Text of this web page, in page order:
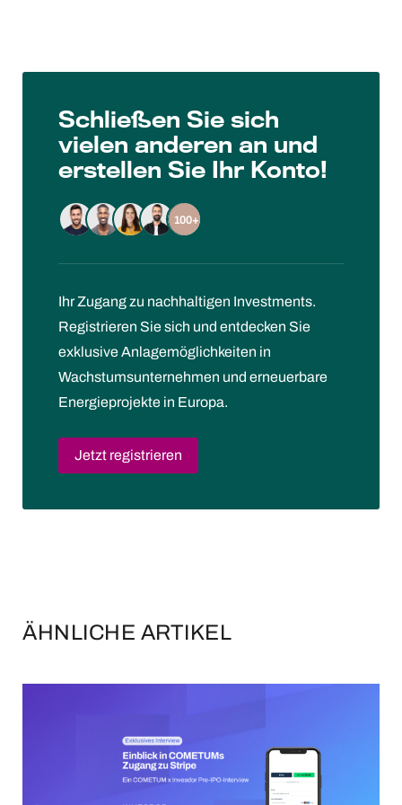
Schließen Sie sich
vielen anderen an und
erstellen Sie Ihr Konto!
100+
Ihr Zugang zu nachhaltigen Investments.
Registrieren Sie sich und entdecken Sie
exklusive Anlagemöglichkeiten in
Wachstumsunternehmen und erneuerbare
Energieprojekte in Europa.
Jetzt registrieren
ÄHNLICHE ARTIKEL